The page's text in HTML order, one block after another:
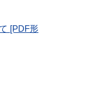
[PDF形